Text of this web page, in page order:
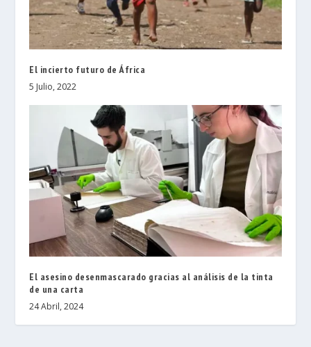
El incierto futuro de África
5 Julio, 2022
El asesino desenmascarado gracias al análisis de la tinta
de una carta
24 Abril, 2024